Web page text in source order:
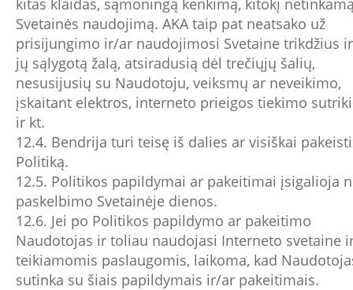
Svetainės naudojimą. AKA taip pat neatsako už
prisijungimo ir/ar naudojimosi Svetaine trikdžius
jų sąlygotą žalą, atsiradusią dėl trečiųjų šalių,
nesusijusių su Naudotoju, veiksmų ar neveikimo,
įskaitant elektros, interneto prieigos tiekimo
ir kt.
12.4. Bendrija turi teisę iš dalies ar visiškai pakeisti
Politiką.
12.5. Politikos papildymai ar pakeitimai įsigalioja
paskelbimo Svetainėje dienos.
12.6. Jei po Politikos papildymo ar pakeitimo
Naudotojas ir toliau naudojasi Interneto svetaine
teikiamomis paslaugomis, laikoma, kad
sutinka su šiais papildymais ir/ar pakeitimais.